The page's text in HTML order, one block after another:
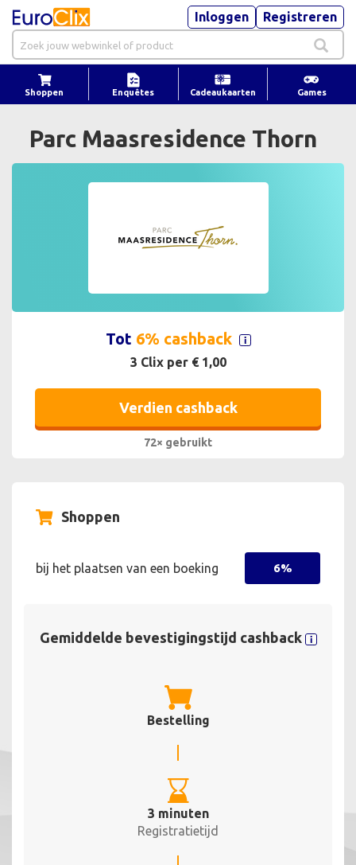
Inloggen Registreren
Shoppen Enquêtes Cadeaukaarten Games
Parc Maasresidence Thorn
Tot 6% cashback
3 Clix per € 1,00
Verdien cashback
72× gebruikt
Shoppen
bij het plaatsen van een boeking 6%
Gemiddelde bevestigingstijd cashback
Bestelling
3 minuten
Registratietijd